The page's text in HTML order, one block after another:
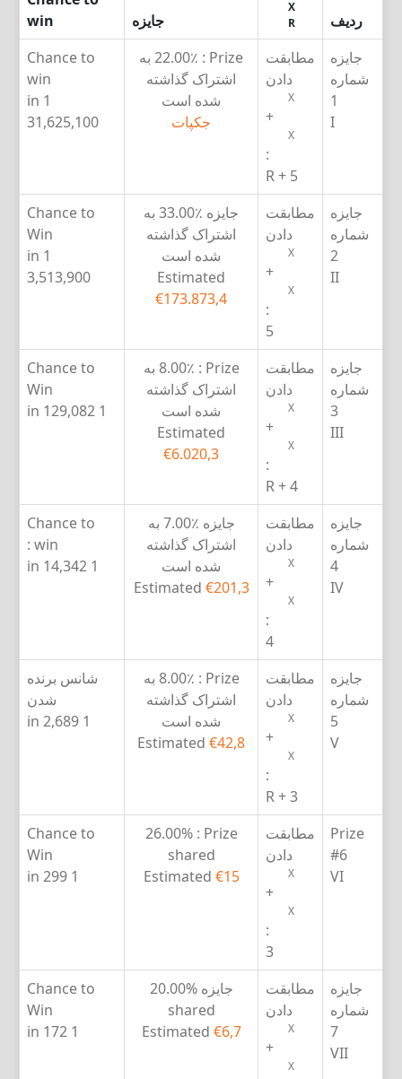
ردیف
X
R
جایزه
win
جایزه
شماره
1
I
مطابقت
دادن
X
+
X
:
5 + R
Prize :
22.00٪ به
اشتراک گذاشته
شده است
جکپات
Chance to
win
1 in
31,625,100
جایزه
شماره
2
II
مطابقت
دادن
X
+
X
:
5
جایزه
33.00٪ به
اشتراک گذاشته
شده است
Estimated
€173.873,4
Chance to
Win
1 in
3,513,900
جایزه
شماره
3
III
مطابقت
دادن
X
+
X
:
4 + R
Prize :
8.00٪ به
اشتراک گذاشته
شده است
Estimated
€6.020,3
Chance to
Win
1 in 129,082
جایزه
شماره
4
IV
مطابقت
دادن
X
+
X
:
4
جایزه
7.00٪ به
اشتراک گذاشته
شده است
Estimated €201,3
Chance to
win :
1 in 14,342
جایزه
شماره
5
V
مطابقت
دادن
X
+
X
:
3 + R
Prize :
8.00٪ به
اشتراک گذاشته
شده است
Estimated €42,8
شانس برنده
شدن
1 in 2,689
Prize
#6
VI
مطابقت
دادن
X
+
X
:
3
Prize :
26.00%
shared
Estimated €15
Chance to
Win
1 in 299
جایزه
شماره
7
VII
مطابقت
دادن
X
+
X
جایزه 20.00%
shared
Estimated €6,7
Chance to
Win
1 in 172